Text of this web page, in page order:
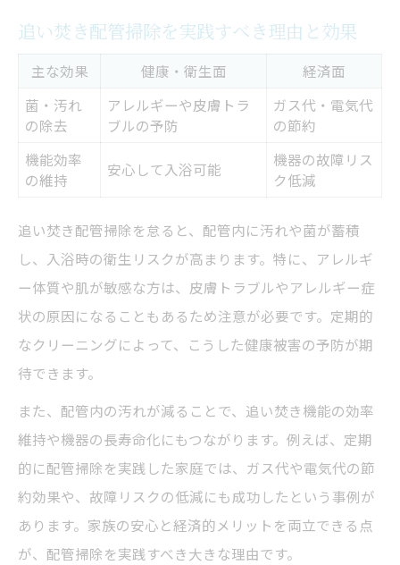
追い焚き配管掃除を実践すべき理由と効果
主な効果 健康・衛生面
経済面
菌・汚れ
の除去
アレルギーや皮膚トラ
ブルの予防
ガス代・電気代
の節約
機能効率
の維持
安心して入浴可能
機器の故障リス
ク低減
追い焚き配管掃除を怠ると、配管内に汚れや菌が蓄積
し、入浴時の衛生リスクが高まります。特に、アレルギ
ー体質や肌が敏感な方は、皮膚トラブルやアレルギー症
状の原因になることもあるため注意が必要です。定期的
なクリーニングによって、こうした健康被害の予防が期
待できます。
また、配管内の汚れが減ることで、追い焚き機能の効率
維持や機器の長寿命化にもつながります。例えば、定期
的に配管掃除を実践した家庭では、ガス代や電気代の節
約効果や、故障リスクの低減にも成功したという事例が
あります。家族の安心と経済的メリットを両立できる点
が、配管掃除を実践すべき大きな理由です。